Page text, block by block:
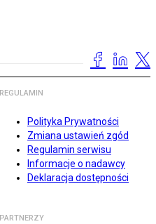
REGULAMIN
Polityka Prywatności
Zmiana ustawień zgód
Regulamin serwisu
Informacje o nadawcy
Deklaracja dostępności
PARTNERZY